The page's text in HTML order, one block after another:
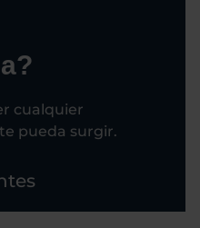
cualquier
pueda surgir.